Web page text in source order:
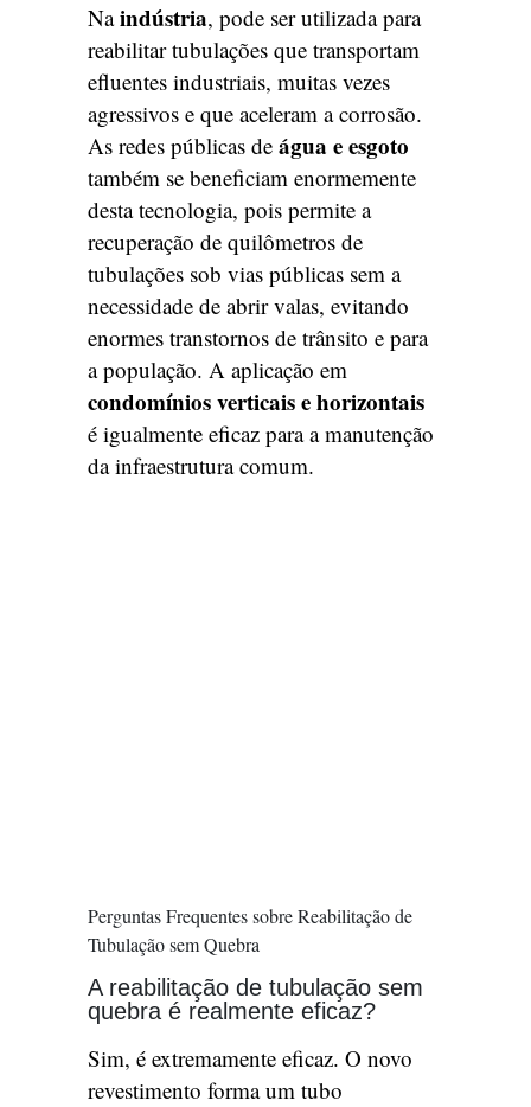
Naindústria, pode ser utilizada para
reabilitar tubulações que transportam
efluentes industriais, muitas vezes
agressivos e que aceleram a corrosão.
As redes públicas de água e esgoto
também se beneficiam enormemente
desta tecnologia, pois permite a
recuperação de quilômetros de
tubulações sob vias públicas sem a
necessidade de abrir valas, evitando
enormes transtornos de trânsito e para
a população. A aplicação em
condomínios verticais e horizontais
é igualmente eficaz para a manutenção
da infraestrutura comum.
Perguntas Frequentes sobre Reabilitação de
Tubulação sem Quebra
A reabilitação de tubulação sem
quebra é realmente eficaz?
Sim, é extremamente eficaz. O novo
revestimento forma um tubo